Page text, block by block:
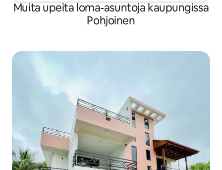
Muita upeita loma-asuntoja kaupungissa
Pohjoinen